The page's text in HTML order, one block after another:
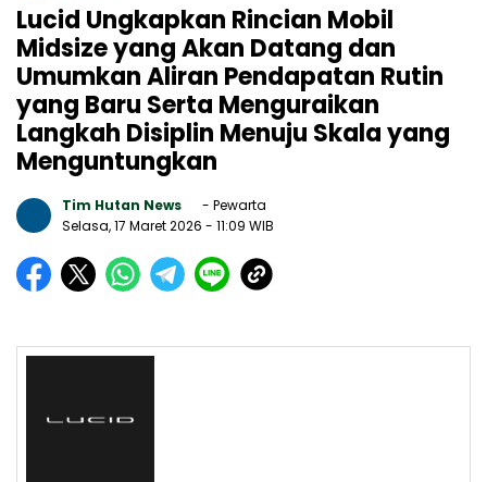
Lucid Ungkapkan Rincian Mobil
Midsize yang Akan Datang dan
Umumkan Aliran Pendapatan Rutin
yang Baru Serta Menguraikan
Langkah Disiplin Menuju Skala yang
Menguntungkan
Tim Hutan News
- Pewarta
Selasa, 17 Maret 2026 - 11:09 WIB